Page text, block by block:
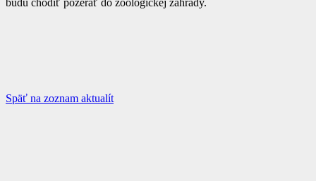
Späť na zoznam aktualít